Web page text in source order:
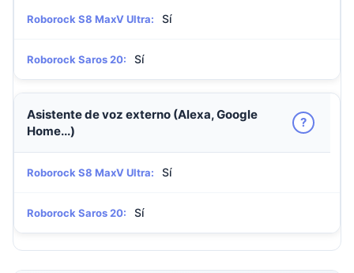
Roborock S8 MaxV Ultra: Sí
Roborock Saros 20: Sí
Asistente de voz externo (Alexa, Google
Home...)
?
Roborock S8 MaxV Ultra: Sí
Roborock Saros 20: Sí